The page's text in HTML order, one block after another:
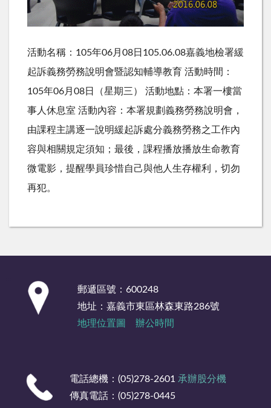
活動名稱：105年06月08日105.06.08嘉義地檢署緩
起訴義務勞務說明會暨認知輔導教育 活動時間：
105年06月08日（星期三） 活動地點：本署一樓當
事人休息室 活動內容：本署規劃義務勞務說明會，
由課程主講逐一說明緩起訴處分義務勞務之工作內
容與相關規定須知；最後，課程播放播放生命教育
微電影，提醒學員珍惜自己與他人生存權利，切勿
再犯。
郵遞區號：600248
地址：嘉義市東區林森東路286號
地理位置圖
辦公時間
電話總機：(05)278-2601 承辦股分機
傳真電話：(05)278-0445